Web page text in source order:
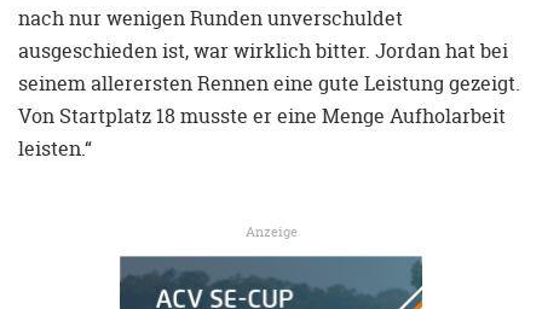
nach nur wenigen Runden unverschuldet
ausgeschieden ist, war wirklich bitter. Jordan hat bei
seinem allerersten Rennen eine gute Leistung gezeigt.
Von Startplatz 18 musste er eine Menge Aufholarbeit
leisten.“
Anzeige